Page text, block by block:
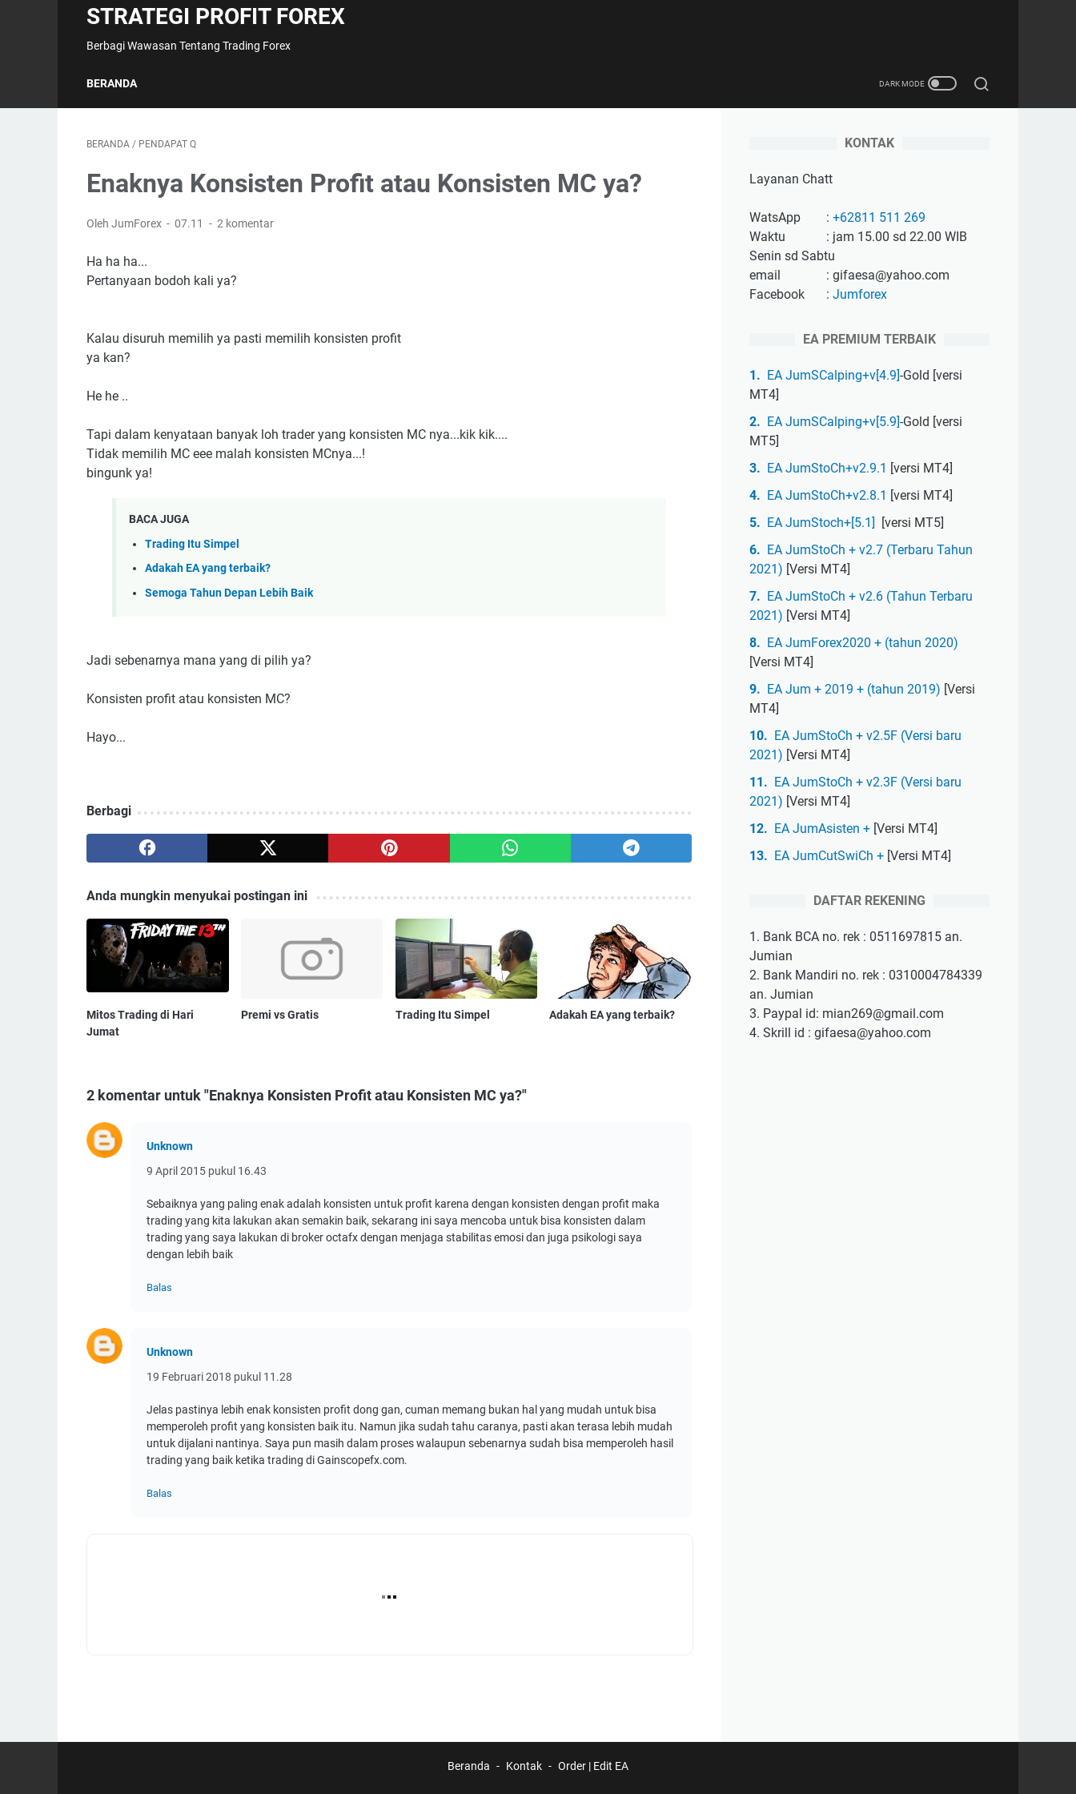
STRATEGI PROFIT FOREX
Berbagi Wawasan Tentang Trading Forex
BERANDA
BERANDA / PENDAPAT Q
Enaknya Konsisten Profit atau Konsisten MC ya?
Oleh JumForex 07.11 2 komentar
Ha ha ha...
Pertanyaan bodoh kali ya?
Kalau disuruh memilih ya pasti memilih konsisten profit
ya kan?
He he ..
Tapi dalam kenyataan banyak loh trader yang konsisten MC nya...kik kik....
Tidak memilih MC eee malah konsisten MCnya...!
bingunk ya!
BACA JUGA
Trading Itu Simpel
Adakah EA yang terbaik?
Semoga Tahun Depan Lebih Baik
Jadi sebenarnya mana yang di pilih ya?
Konsisten profit atau konsisten MC?
Hayo...
Berbagi
Anda mungkin menyukai postingan ini
Mitos Trading di Hari
Jumat
Premi vs Gratis Trading Itu Simpel Adakah EA yang terbaik?
2 komentar untuk "Enaknya Konsisten Profit atau Konsisten MC ya?"
Unknown
9 April 2015 pukul 16.43
Sebaiknya yang paling enak adalah konsisten untuk profit karena dengan konsisten dengan profit maka
trading yang kita lakukan akan semakin baik, sekarang ini saya mencoba untuk bisa konsisten dalam
trading yang saya lakukan di broker octafx dengan menjaga stabilitas emosi dan juga psikologi saya
dengan lebih baik
Balas
Unknown
19 Februari 2018 pukul 11.28
Jelas pastinya lebih enak konsisten profit dong gan, cuman memang bukan hal yang mudah untuk bisa
memperoleh profit yang konsisten baik itu. Namun jika sudah tahu caranya, pasti akan terasa lebih mudah
untuk dijalani nantinya. Saya pun masih dalam proses walaupun sebenarnya sudah bisa memperoleh hasil
trading yang baik ketika trading di Gainscopefx.com.
Balas
KONTAK
Layanan Chatt
WatsApp : +62811 511 269
Waktu
: jam 15.00 sd 22.00 WIB
Senin sd Sabtu
email
: gifaesa@yahoo.com
Facebook
: Jumforex
EA PREMIUM TERBAIK
EA JumSCalping+v[4.9]-Gold [versi
MT4]
EA JumSCalping+v[5.9]-Gold [versi
MT5]
EA JumStoCh+v2.9.1 [versi MT4]
EA JumStoCh+v2.8.1 [versi MT4]
EA JumStoch+[5.1]
[versi MT5]
EA JumStoCh + v2.7 (Terbaru Tahun
2021) [Versi MT4]
EA JumStoCh + v2.6 (Tahun Terbaru
2021) [Versi MT4]
EA JumForex2020 + (tahun 2020)
[Versi MT4]
EA Jum + 2019 + (tahun 2019) [Versi
MT4]
EA JumStoCh + v2.5F (Versi baru
2021) [Versi MT4]
EA JumStoCh + v2.3F (Versi baru
2021) [Versi MT4]
EA JumAsisten + [Versi MT4]
EA JumCutSwiCh + [Versi MT4]
DAFTAR REKENING
1. Bank BCA no. rek : 0511697815 an.
Jumian
2. Bank Mandiri no. rek : 0310004784339
an. Jumian
3. Paypal id: mian269@gmail.com
4. Skrill id : gifaesa@yahoo.com
Beranda Kontak Order | Edit EA